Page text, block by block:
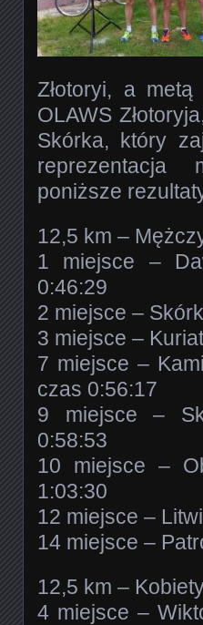
Złotoryi, a
OLAWS
Skórka, który
reprezentacja
poniższe
12,5 km –
1 miejsce –
0:46:29
2 miejsce –
3 miejsce –
7 miejsce –
czas 0:56:17
9 miejsce –
0:58:53
10 miejsce –
1:03:30
12 miejsce –
14 miejsce –
12,5 km –
4 miejsce –